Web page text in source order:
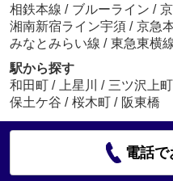
相鉄本線 / ブルーライン /
湘南新宿ライン宇須 / 京急
みなとみらい線 / 東急東横
駅から探す
和田町 / 上星川 / 三ツ沢上町
保土ケ谷 / 桜木町 / 阪東橋
電話